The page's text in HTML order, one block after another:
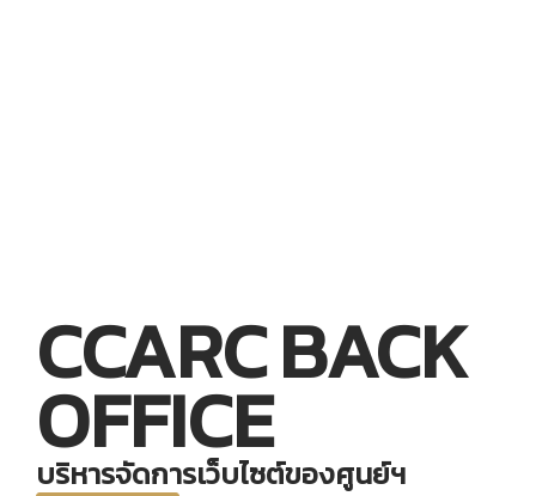
CCARC BACK
OFFICE
บริหารจัดการเว็บไซต์ของศูนย์ฯ